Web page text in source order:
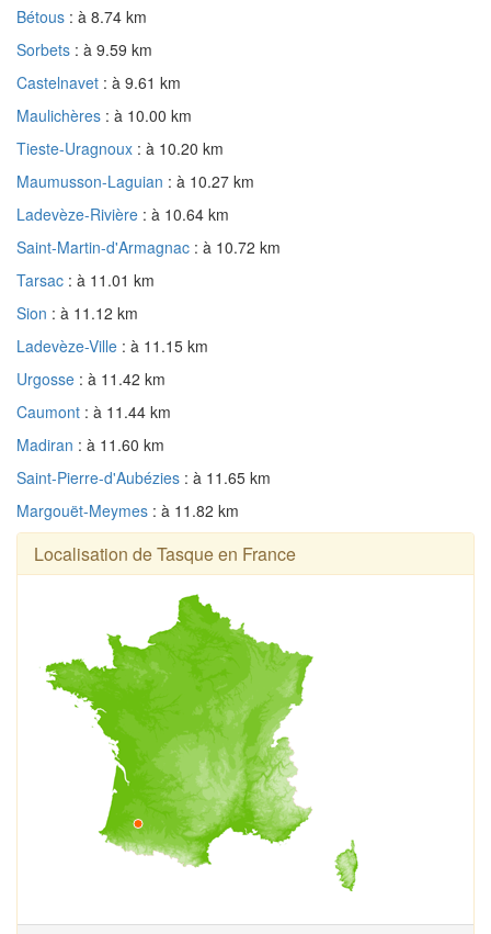
Bétous : à 8.74 km
Sorbets : à 9.59 km
Castelnavet : à 9.61 km
Maulichères : à 10.00 km
Tieste-Uragnoux : à 10.20 km
Maumusson-Laguian : à 10.27 km
Ladevèze-Rivière : à 10.64 km
Saint-Martin-d'Armagnac : à 10.72 km
Tarsac : à 11.01 km
Sion : à 11.12 km
Ladevèze-Ville : à 11.15 km
Urgosse : à 11.42 km
Caumont : à 11.44 km
Madiran : à 11.60 km
Saint-Pierre-d'Aubézies : à 11.65 km
Margouët-Meymes : à 11.82 km
Localisation de Tasque en France